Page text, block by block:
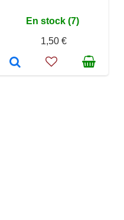
En stock (7)
1,50 €